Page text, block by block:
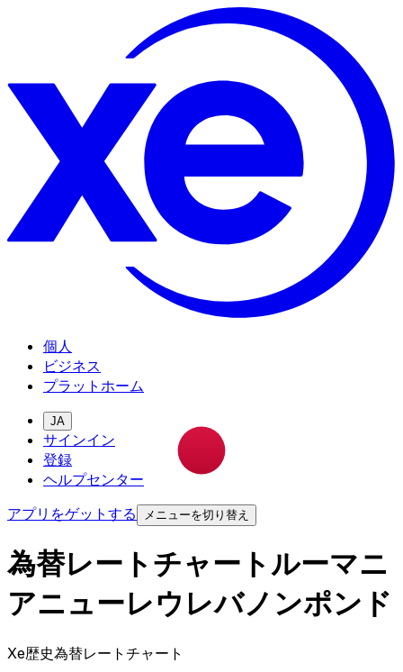
個人
ビジネス
プラットホーム
JA
サインイン
登録
ヘルプセンター
アプリをゲットする
メニューを切り替え
為替レートチャートルーマニ
アニューレウレバノンポンド
Xe歴史為替レートチャート